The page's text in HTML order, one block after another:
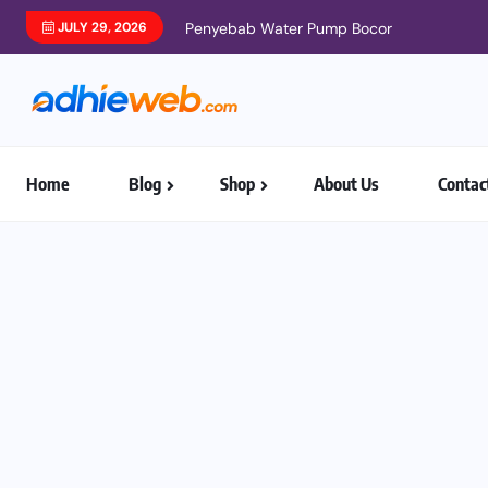
JULY 29, 2026 Penyebab Water Pump Bocor
Home Blog Shop About Us